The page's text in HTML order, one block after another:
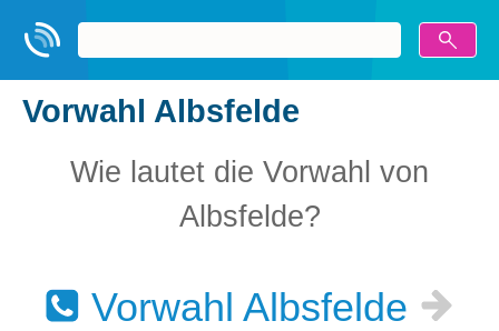
Vorwahl Albsfelde
Wie lautet die Vorwahl von
Albsfelde?
Vorwahl Albsfelde